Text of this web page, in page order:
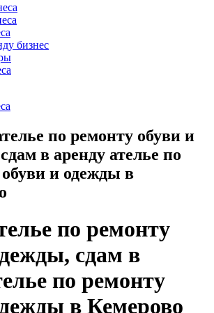
бизнес
по ремонту обуви и
в аренду ателье по
и одежды в
по ремонту
сдам в
по ремонту
в Кемерово